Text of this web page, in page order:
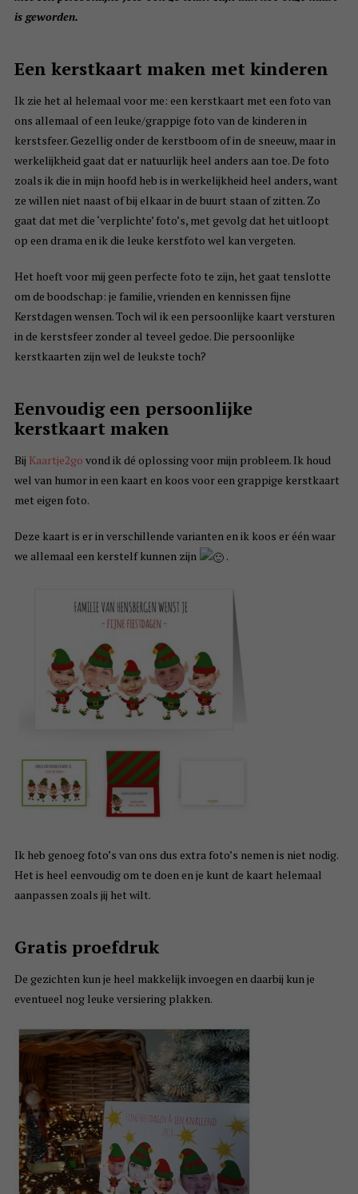
is geworden.
Een kerstkaart maken met kinderen
Ik zie het al helemaal voor me: een kerstkaart met een foto van
ons allemaal of een leuke/grappige foto van de kinderen in
kerstsfeer. Gezellig onder de kerstboom of in de sneeuw, maar in
werkelijkheid gaat dat er natuurlijk heel anders aan toe. De foto
zoals ik die in mijn hoofd heb is in werkelijkheid heel anders, want
ze willen niet naast of bij elkaar in de buurt staan of zitten. Zo
gaat dat met die ‘verplichte’ foto’s, met gevolg dat het uitloopt
op een drama en ik die leuke kerstfoto wel kan vergeten.
Het hoeft voor mij geen perfecte foto te zijn, het gaat tenslotte
om de boodschap: je familie, vrienden en kennissen fijne
Kerstdagen wensen. Toch wil ik een persoonlijke kaart versturen
in de kerstsfeer zonder al teveel gedoe. Die persoonlijke
kerstkaarten zijn wel de leukste toch?
Eenvoudig een persoonlijke
kerstkaart maken
Bij Kaartje2go vond ik dé oplossing voor mijn probleem. Ik houd
wel van humor in een kaart en koos voor een grappige kerstkaart
met eigen foto.
Deze kaart is er in verschillende varianten en ik koos er één waar
we allemaal een kerstelf kunnen zijn
.
Ik heb genoeg foto’s van ons dus extra foto’s nemen is niet nodig.
Het is heel eenvoudig om te doen en je kunt de kaart helemaal
aanpassen zoals jij het wilt.
Gratis proefdruk
De gezichten kun je heel makkelijk invoegen en daarbij kun je
eventueel nog leuke versiering plakken.